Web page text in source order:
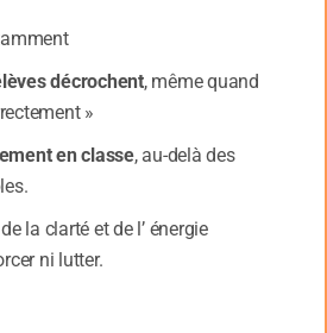
pour l’aider à se
vos élèves en difficulté
décrochent, même quand
»
en classe, au-delà des
la clarté et de l’ énergie
ni lutter.